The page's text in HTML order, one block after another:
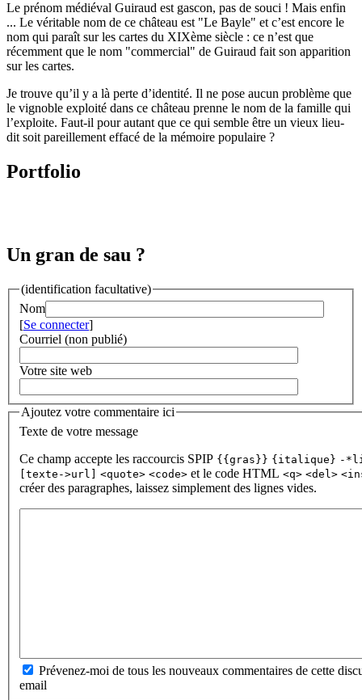
Le prénom médiéval Guiraud est gascon, pas de souci ! Mais enfin
... Le véritable nom de ce château est "Le Bayle" et c’est encore le
nom qui paraît sur les cartes du XIXème siècle : ce n’est que
récemment que le nom "commercial" de Guiraud fait son apparition
sur les cartes.
Je trouve qu’il y a là perte d’identité. Il ne pose aucun problème que
le vignoble exploité dans ce château prenne le nom de la famille qui
l’exploite. Faut-il pour autant que ce qui semble être un vieux lieu-
dit soit pareillement effacé de la mémoire populaire ?
Portfolio
Un gran de sau ?
(identification facultative)
Nom
[Se connecter]
Courriel (non publié)
Votre site web
Ajoutez votre commentaire ici
Texte de votre message
Ce champ accepte les raccourcis SPIP {{gras}} {italique} -
[texte->url]
<quote> <code> et le code HTML <q> <del>
créer des paragraphes, laissez simplement des lignes vides.
Prévenez-moi de tous les nouveaux commentaires de cette
email